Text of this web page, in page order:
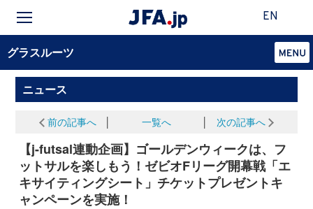
EN
グラスルーツ
ニュース
前の記事へ 一覧へ 次の記事へ
【j-futsal連動企画】ゴールデンウィークは、フ
ットサルを楽しもう！ゼビオFリーグ開幕戦「エ
キサイティングシート」チケットプレゼントキ
ャンペーンを実施！